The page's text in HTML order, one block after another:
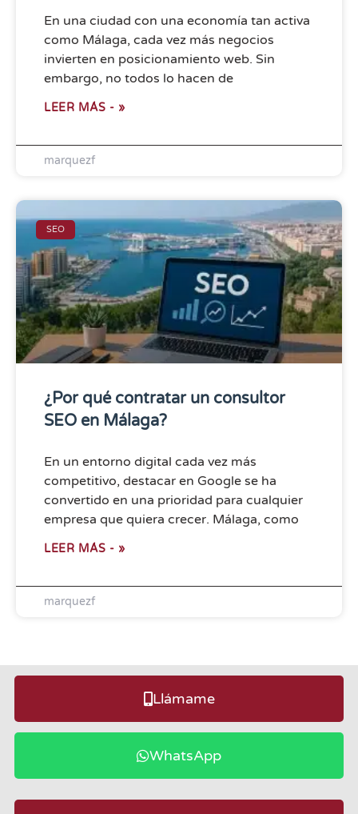
En una ciudad con una economía tan activa
como Málaga, cada vez más negocios
invierten en posicionamiento web. Sin
embargo, no todos lo hacen de
LEER MÁS - »
marquezf
SEO
¿Por qué contratar un consultor
SEO en Málaga?
En un entorno digital cada vez más
competitivo, destacar en Google se ha
convertido en una prioridad para cualquier
empresa que quiera crecer. Málaga, como
LEER MÁS - »
marquezf
Llámame
WhatsApp